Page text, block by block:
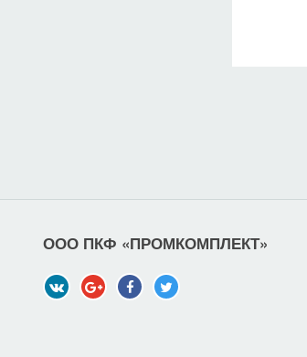
ООО ПКФ «ПРОМКОМПЛЕКТ»